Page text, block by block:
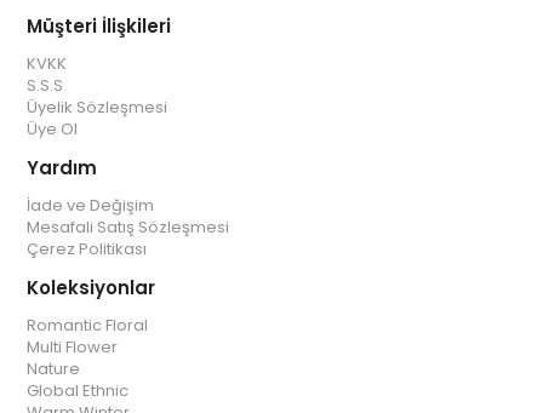
Müşteri İlişkileri
KVKK
S.S.S
Üyelik Sözleşmesi
Üye Ol
Yardım
İade ve Değişim
Mesafali Satış Sözleşmesi
Çerez Politikası
Koleksiyonlar
Romantic Floral
Multi Flower
Nature
Global Ethnic